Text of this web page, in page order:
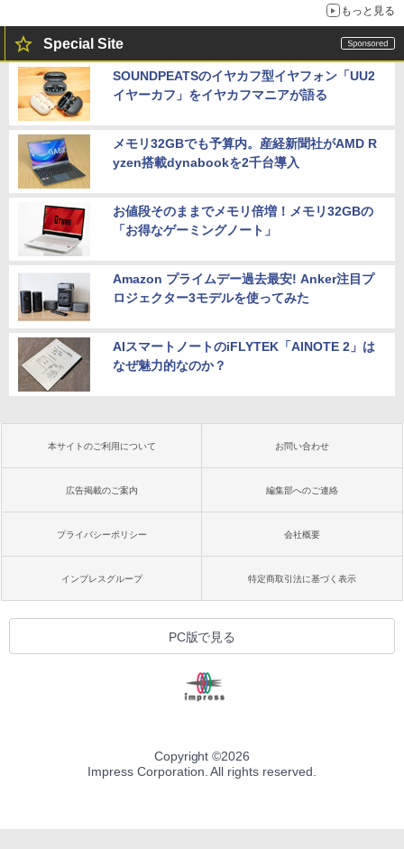
もっと見る
Special Site
SOUNDPEATSのイヤカフ型イヤフォン「UU2
イヤーカフ」をイヤカフマニアが語る
メモリ32GBでも予算内。産経新聞社がAMD R
yzen搭載dynabookを2千台導入
お値段そのままでメモリ倍増！メモリ32GBの
「お得なゲーミングノート」
Amazon プライムデー過去最安! Anker注目プ
ロジェクター3モデルを使ってみた
AIスマートノートのiFLYTEK「AINOTE 2」は
なぜ魅力的なのか？
本サイトのご利用について お問い合わせ
広告掲載のご案内 編集部へのご連絡
プライバシーポリシー 会社概要
インプレスグループ 特定商取引法に基づく表示
PC版で見る
Copyright ©2026
Impress Corporation. All rights reserved.